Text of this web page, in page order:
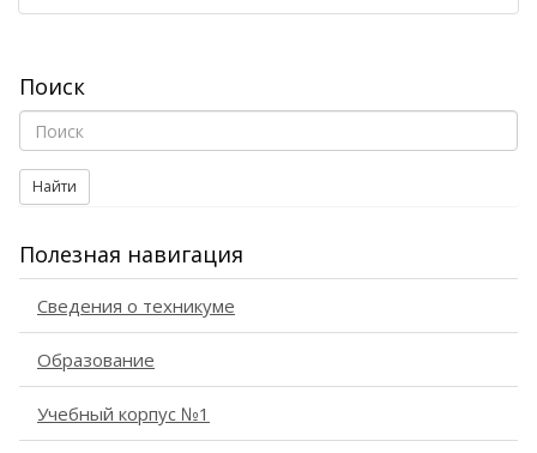
Поиск
Найти
Полезная навигация
Сведения о техникуме
Образование
Учебный корпус №1